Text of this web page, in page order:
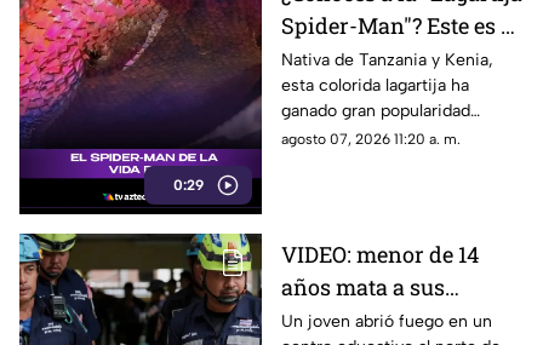
0:29
Spider-Man"? Este es el
reptil con los colores
del superhéroe
Nativa de Tanzania y Kenia,
esta colorida lagartija ha
ganado gran popularidad
debido a su increíble parecido
agosto 07, 2026 11:20 a. m.
VIDEO: menor de 14
años mata a sus
abuelos y 5 profesores
Un joven abrió fuego en un